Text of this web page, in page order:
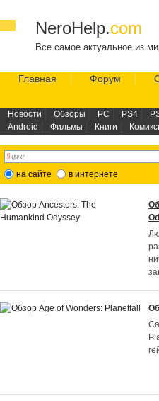
NeroHelp.com
Все самое актуальное из
Главная Форум
Новости Обзоры PC PS4
Android
Фильмы Книги
на сайте в интернете